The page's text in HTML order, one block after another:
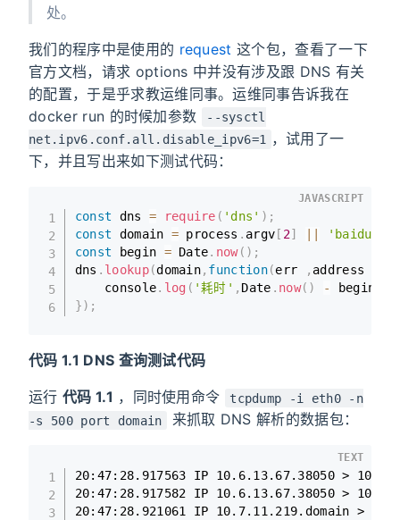
处。
我们的程序中是使用的 request 这个包，查看了一下
官方文档，请求 options 中并没有涉及跟 DNS 有关
的配置，于是乎求教运维同事。运维同事告诉我在
docker run 的时候加参数
--sysctl
net.ipv6.conf.all.disable_ipv6=1
，试用了一
下，并且写出来如下测试代码：
const dns = require ( 'dns' ) ;
const domain = process . argv [ 2]
const begin = Date. now( ) ;
dns . lookup(domain, function(err , address
    console
. log ( '耗时' , Date . now( ) - begin
}) ;
JAVASCRIPT
代码 1.1 DNS 查询测试代码
运行 代码 1.1 ，同时使用命令
tcpdump -i eth0 -n
-s 500 port domain
来抓取 DNS 解析的数据包：
20:47:28.917563 IP 10.6.13.67.38050 >
20:47:28.917582 IP 10.6.13.67.38050 >
20:47:28.921061 IP 10.7.11.219.domain >
TEXT